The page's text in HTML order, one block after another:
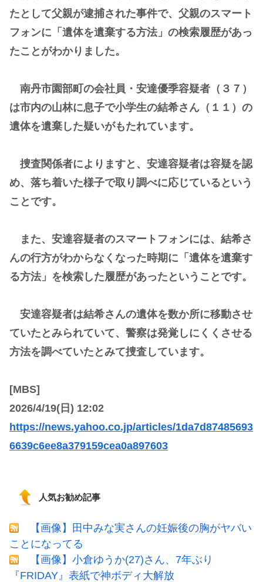
たとして父親が逮捕された事件で、父親のスマート
フォンに「遺体を遺棄する方法」の検索履歴があっ
たことがわかりました。
南丹市園部町の会社員・安達優季容疑者（３７）
は市内の山林に息子で小学生の結希さん（１１）の
遺体を遺棄した疑いがもたれています。
捜査関係者によりますと、安達容疑者は容疑を認
め、落ち着いた様子で取り調べに応じているという
ことです。
また、安達容疑者のスマートフォンには、結希さ
んの行方がわからなくなった時期に「遺体を遺棄す
る方法」を検索した履歴があったということです。
安達容疑者は結希さんの遺体を数か所に移動させ
ていたとみられていて、警察は発覚しにくくさせる
方法を調べていたとみて捜査しています。
[MBS]
2026/4/19(日) 12:02
https://news.yahoo.co.jp/articles/1da7d87485693
6639c6ee8a379159cea0a897603
人気お勧め記事
【画像】田中みな実さんの妊娠後の胸がヤバい
ことになってる
【画像】小倉ゆうか(27)さん、7年ぶり
『FRIDAY』表紙で神ボディ大解放